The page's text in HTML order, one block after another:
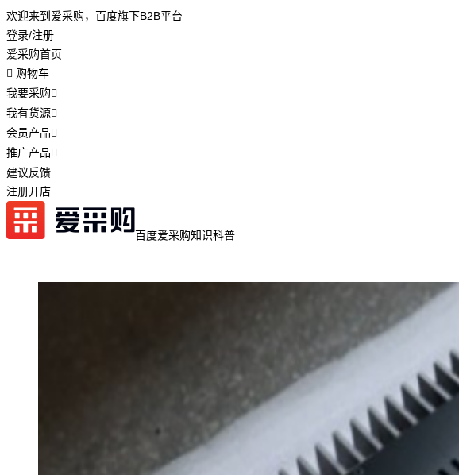
欢迎来到爱采购，百度旗下B2B平台
登录/注册
爱采购首页
购物车
我要采购
我有货源
会员产品
推广产品
建议反馈
注册开店
百度爱采购知识科普